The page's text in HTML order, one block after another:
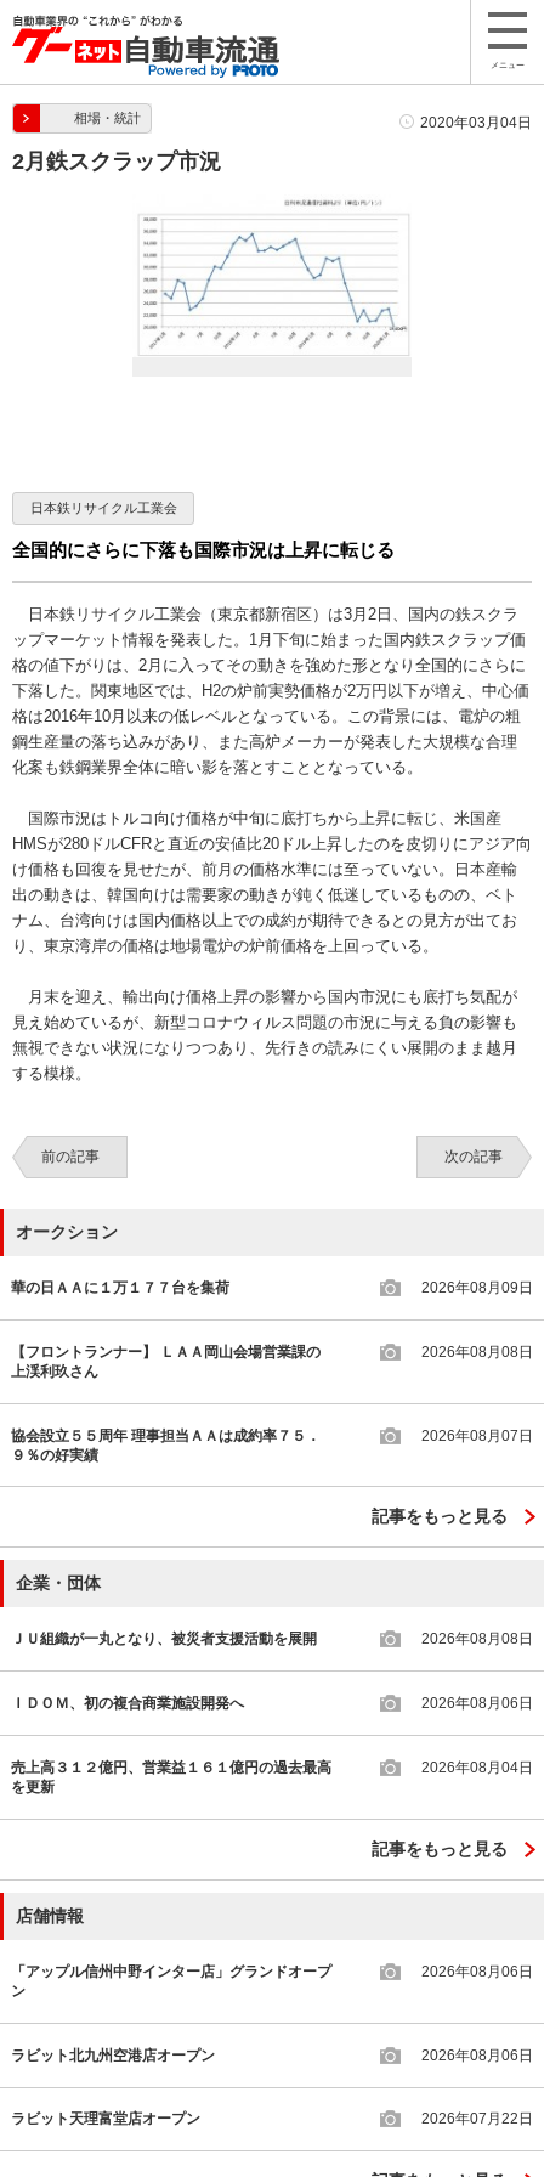
メニュー
相場・統計 2020年03月04日
2月鉄スクラップ市況
日本鉄リサイクル工業会
全国的にさらに下落も国際市況は上昇に転じる
日本鉄リサイクル工業会（東京都新宿区）は3月2日、国内の鉄スクラ
ップマーケット情報を発表した。1月下旬に始まった国内鉄スクラップ価
格の値下がりは、2月に入ってその動きを強めた形となり全国的にさらに
下落した。関東地区では、H2の炉前実勢価格が2万円以下が増え、中心価
格は2016年10月以来の低レベルとなっている。この背景には、電炉の粗
鋼生産量の落ち込みがあり、また高炉メーカーが発表した大規模な合理
化案も鉄鋼業界全体に暗い影を落とすこととなっている。
国際市況はトルコ向け価格が中旬に底打ちから上昇に転じ、米国産
HMSが280ドルCFRと直近の安値比20ドル上昇したのを皮切りにアジア向
け価格も回復を見せたが、前月の価格水準には至っていない。日本産輸
出の動きは、韓国向けは需要家の動きが鈍く低迷しているものの、ベト
ナム、台湾向けは国内価格以上での成約が期待できるとの見方が出てお
り、東京湾岸の価格は地場電炉の炉前価格を上回っている。
月末を迎え、輸出向け価格上昇の影響から国内市況にも底打ち気配が
見え始めているが、新型コロナウィルス問題の市況に与える負の影響も
無視できない状況になりつつあり、先行きの読みにくい展開のまま越月
する模様。
前の記事 次の記事
オークション
華の日ＡＡに１万１７７台を集荷 2026年08月09日
【フロントランナー】 ＬＡＡ岡山会場営業課の
上渓利玖さん
2026年08月08日
協会設立５５周年 理事担当ＡＡは成約率７５．
９％の好実績
2026年08月07日
記事をもっと見る
企業・団体
ＪＵ組織が一丸となり、被災者支援活動を展開 2026年08月08日
ＩＤＯＭ、初の複合商業施設開発へ 2026年08月06日
売上高３１２億円、営業益１６１億円の過去最高
を更新
2026年08月04日
記事をもっと見る
店舗情報
「アップル信州中野インター店」グランドオープ
ン
2026年08月06日
ラビット北九州空港店オープン 2026年08月06日
ラビット天理富堂店オープン 2026年07月22日